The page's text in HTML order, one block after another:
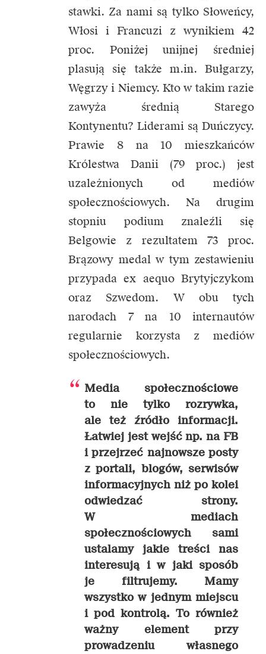
stawki. Za nami są tylko Słoweńcy,
Włosi i Francuzi z wynikiem 42
proc. Poniżej unijnej średniej
plasują się także m.in. Bułgarzy,
Węgrzy i Niemcy. Kto w takim razie
zawyża średnią Starego
Kontynentu? Liderami są Duńczycy.
Prawie 8 na 10 mieszkańców
Królestwa Danii (79 proc.) jest
uzależnionych od mediów
społecznościowych. Na drugim
stopniu podium znaleźli się
Belgowie z rezultatem 73 proc.
Brązowy medal w tym zestawieniu
przypada ex aequo Brytyjczykom
oraz Szwedom. W obu tych
narodach 7 na 10 internautów
regularnie korzysta z mediów
społecznościowych.
Media społecznościowe
to nie tylko rozrywka,
ale też źródło informacji.
Łatwiej jest wejść np. na FB
i przejrzeć najnowsze posty
z portali, blogów, serwisów
informacyjnych niż po kolei
odwiedzać strony.
W mediach
społecznościowych sami
ustalamy jakie treści nas
interesują i w jaki sposób
je filtrujemy. Mamy
wszystko w jednym miejscu
i pod kontrolą. To również
ważny element przy
prowadzeniu własnego